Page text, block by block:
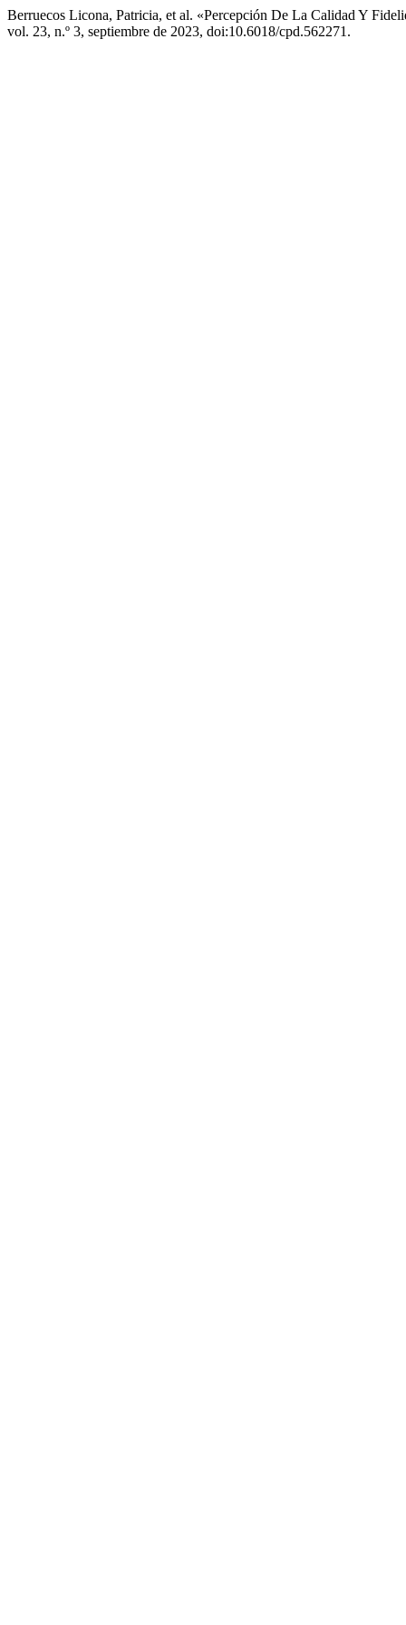
Berruecos Licona, Patricia, et al. «Percepción De La Calidad Y
vol. 23, n.º 3, septiembre de 2023, doi:10.6018/cpd.562271.